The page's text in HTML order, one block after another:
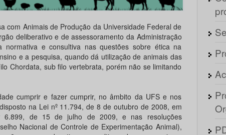
com Animais de Produção da Universidade Federal de
deliberativo e de assessoramento da Administração
normativa e consultiva nas questões sobre ética na
e a pesquisa, quando dá utilização de animais das
Chordata, sub filo vertebrata, porém não se limitando
cumprir e fazer cumprir, no âmbito da UFS e nos
na Lei nº 11.794, de 8 de outubro de 2008, em
6.899, de 15 de julho de 2009, e nas resoluções
Nacional de Controle de Experimentação Animal),